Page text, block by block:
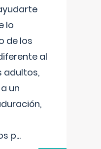
lo
de los
al
adultos,
un
p...